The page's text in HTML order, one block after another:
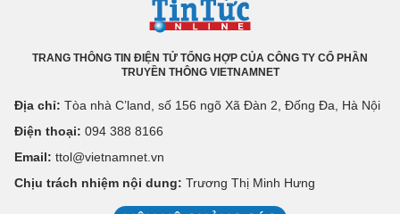
TRANG THÔNG TIN ĐIỆN TỬ TỔNG HỢP CỦA CÔNG TY CỔ PHẦN
TRUYỀN THÔNG VIETNAMNET
Địa chỉ: Tòa nhà C’land, số 156 ngõ Xã Đàn 2, Đống Đa, Hà Nội
Điện thoại: 094 388 8166
Email: ttol@vietnamnet.vn
Chịu trách nhiệm nội dung: Trương Thị Minh Hưng